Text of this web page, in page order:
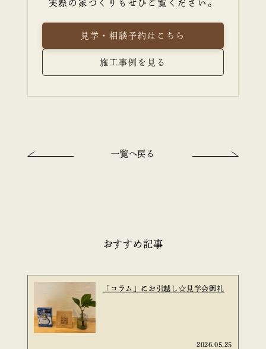
実際の家づくりもぜひご覧ください。
見学・相談予約はこちら
施工事例を見る
一覧へ戻る
おすすめ記事
「コラム」にお引越し☆見学会御礼
2026.05.25